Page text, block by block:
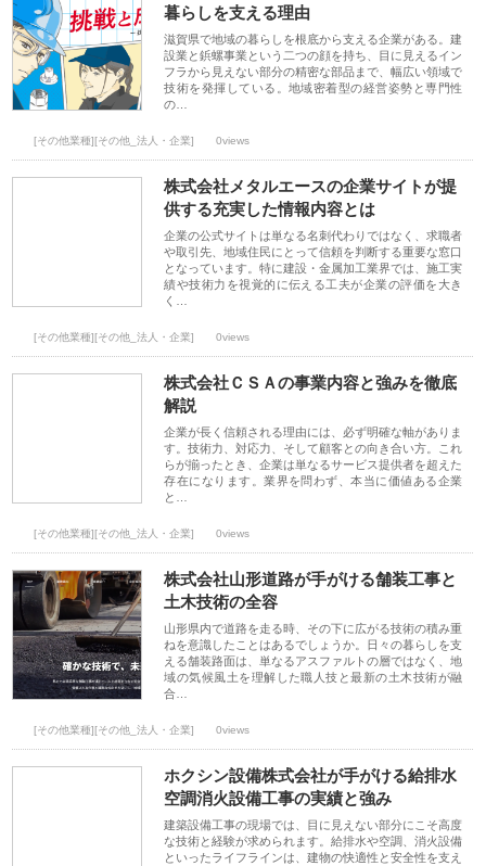
暮らしを支える理由
滋賀県で地域の暮らしを根底から支える企業がある。建
設業と鋲螺事業という二つの顔を持ち、目に見えるイン
フラから見えない部分の精密な部品まで、幅広い領域で
技術を発揮している。地域密着型の経営姿勢と専門性
の…
[その他業種][その他_法人・企業] 0views
株式会社メタルエースの企業サイトが提
供する充実した情報内容とは
企業の公式サイトは単なる名刺代わりではなく、求職者
や取引先、地域住民にとって信頼を判断する重要な窓口
となっています。特に建設・金属加工業界では、施工実
績や技術力を視覚的に伝える工夫が企業の評価を大き
く…
[その他業種][その他_法人・企業] 0views
株式会社ＣＳＡの事業内容と強みを徹底
解説
企業が長く信頼される理由には、必ず明確な軸がありま
す。技術力、対応力、そして顧客との向き合い方。これ
らが揃ったとき、企業は単なるサービス提供者を超えた
存在になります。業界を問わず、本当に価値ある企業
と…
[その他業種][その他_法人・企業] 0views
株式会社山形道路が手がける舗装工事と
土木技術の全容
山形県内で道路を走る時、その下に広がる技術の積み重
ねを意識したことはあるでしょうか。日々の暮らしを支
える舗装路面は、単なるアスファルトの層ではなく、地
域の気候風土を理解した職人技と最新の土木技術が融
合…
[その他業種][その他_法人・企業] 0views
ホクシン設備株式会社が手がける給排水
空調消火設備工事の実績と強み
建築設備工事の現場では、目に見えない部分にこそ高度
な技術と経験が求められます。給排水や空調、消火設備
といったライフラインは、建物の快適性と安全性を支え